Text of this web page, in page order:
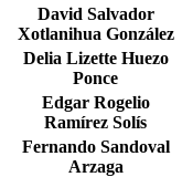
David Salvador
Xotlanihua González
Delia Lizette Huezo
Ponce
Edgar Rogelio
Ramírez Solís
Fernando Sandoval
Arzaga